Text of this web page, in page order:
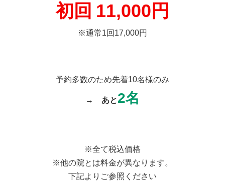
初回 11,000円
※通常1回17,000円
予約多数のため先着10名様のみ
→ あと2名
※全て税込価格
※他の院とは料金が異なります。
下記よりご参照ください